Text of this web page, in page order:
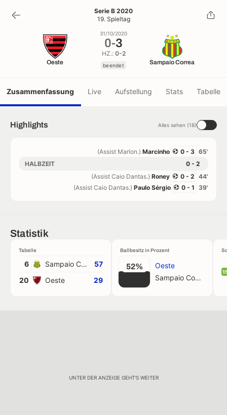
0- 3
beendet
Serie B 2020
19. Spieltag
Oeste
31/10/2020
0-3
HZ.: 0-2
beendet Sampaio Correa
Zusammenfassung Live Aufstellung Stats Tabelle
Highlights Alles sehen (18)
65'
0 - 3
(Assist Marlon.) Marcinho
HALBZEIT
0 - 2
44'
0 - 2
(Assist Caio Dantas.) Roney
39'
0 - 1
(Assist Caio Dantas.) Paulo Sérgio
Statistik
Tabelle
6 Sampaio Correa
57
20
Oeste 29
Ballbesitz in Prozent
52%
Oeste
Sampaio Correa
UNTER DER ANZEIGE GEHT'S WEITER